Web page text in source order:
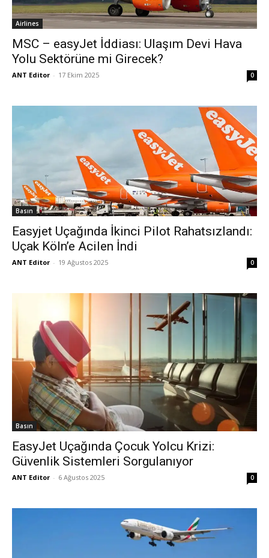
Airlines
MSC – easyJet İddiası: Ulaşım Devi Hava
Yolu Sektörüne mi Girecek?
ANT Editor - 17 Ekim 2025 0
Basın
Easyjet Uçağında İkinci Pilot Rahatsızlandı:
Uçak Köln’e Acilen İndi
ANT Editor - 19 Ağustos 2025 0
Basın
EasyJet Uçağında Çocuk Yolcu Krizi:
Güvenlik Sistemleri Sorgulanıyor
ANT Editor - 6 Ağustos 2025 0